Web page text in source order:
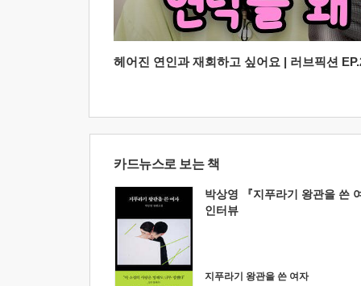
헤어진 연인과 재회하고 싶어요 | 러브픽션
카드뉴스로 보는 책
박상영 『지푸라기 왕관을 쓴
인터뷰
지푸라기 왕관을 쓴 여자